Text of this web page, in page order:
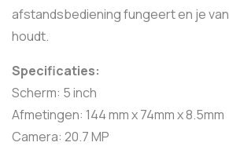
afstandsbediening fungeert en je
houdt.
Specificaties:
Scherm: 5 inch
Afmetingen: 144 mm x 74mm x 8.5mm
Camera: 20.7 MP